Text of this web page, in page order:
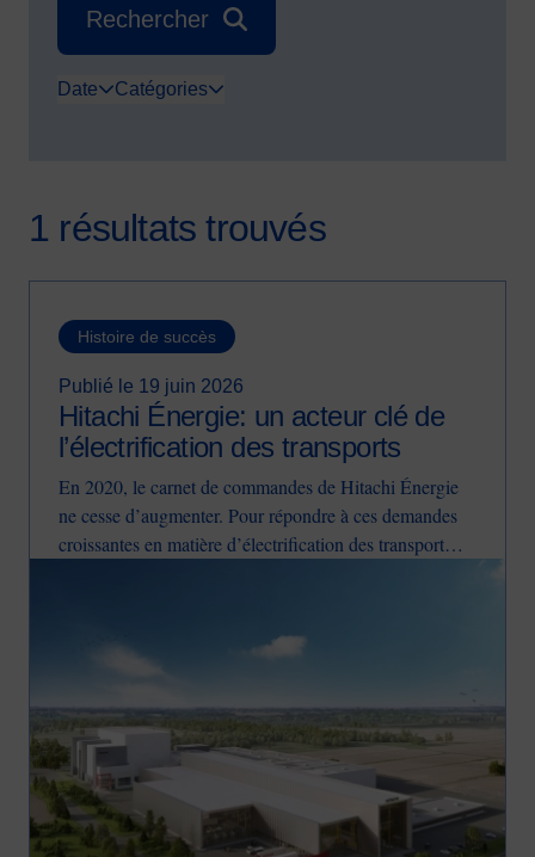
Rechercher
Date Catégories
1 résultats trouvés
Histoire de succès
Publié le 19 juin 2026
Hitachi Énergie: un acteur clé de
l’électrification des transports
En 2020, le carnet de commandes de Hitachi Énergie
ne cesse d’augmenter. Pour répondre à ces demandes
croissantes en matière d’électrification des transports,